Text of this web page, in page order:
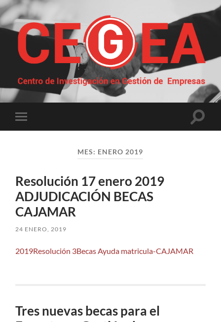
Centro
de
Investigación
Empresas
Alternar
el
MES: ENERO 2019
Resolución 17 enero 2019
ADJUDICACIÓN BECAS
CAJAMAR
24 ENERO, 2019
2019Resolución 3Becas Ayuda matricula-CAJAMAR
Tres nuevas becas para el